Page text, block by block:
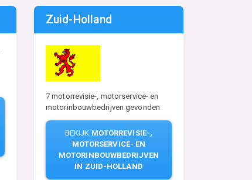
Zuid-Holland
7 motorrevisie-, motorservice- en
motorinbouwbedrijven gevonden
BEKIJK MOTORREVISIE-,
MOTORSERVICE- EN
MOTORINBOUWBEDRIJVEN
IN ZUID-HOLLAND